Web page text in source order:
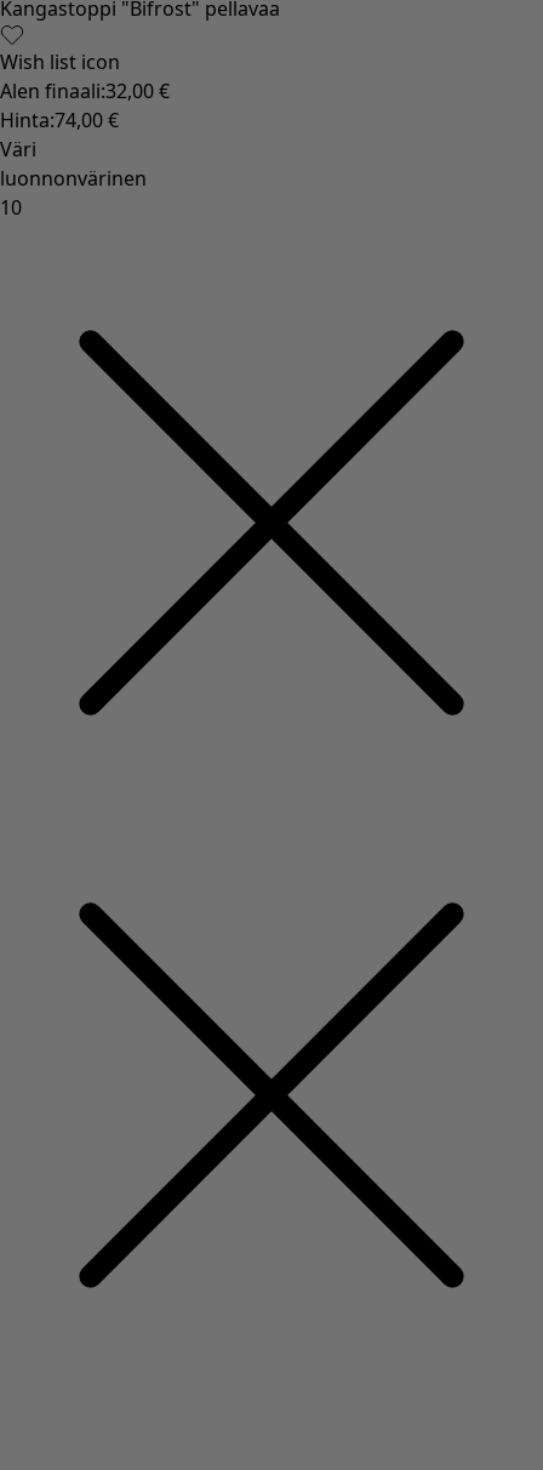
Kangastoppi "Bifrost" pellavaa
Wish list icon
Alen finaali:32,00 €
Hinta:74,00 €
Väri
luonnonvärinen
10